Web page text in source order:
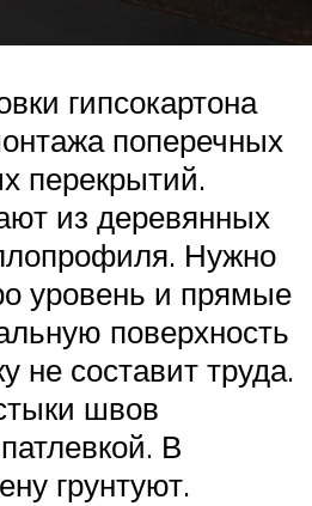
гипсокартона
поперечных
перекрытий.
из деревянных
Нужно
уровень и прямые
поверхность
не составит труда.
швов
В
грунтуют.